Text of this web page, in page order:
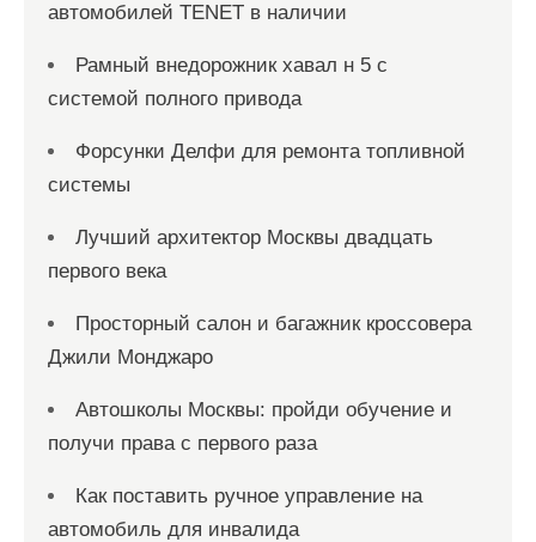
автомобилей TENET в наличии
Рамный внедорожник хавал н 5 с
системой полного привода
Форсунки Делфи для ремонта топливной
системы
Лучший архитектор Москвы двадцать
первого века
Просторный салон и багажник кроссовера
Джили Монджаро
Автошколы Москвы: пройди обучение и
получи права с первого раза
Как поставить ручное управление на
автомобиль для инвалида